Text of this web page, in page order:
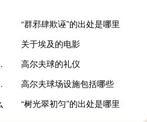
“群邪肆欺诬”的出处是哪里
关于埃及的电影
信号）
高尔夫球的礼仪
光之乡声明
高尔夫球场设施包括哪些
“树光翠初匀”的出处是哪里